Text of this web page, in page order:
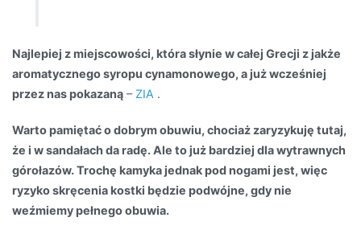
Najlepiej z miejscowości, która słynie w całej Grecji z jakże
aromatycznego syropu cynamonowego, a już wcześniej
przez nas pokazaną – ZIA .
Warto pamiętać o dobrym obuwiu, chociaż zaryzykuję tutaj,
że i w sandałach da radę. Ale to już bardziej dla wytrawnych
górołazów. Trochę kamyka jednak pod nogami jest, więc
ryzyko skręcenia kostki będzie podwójne, gdy nie
weźmiemy pełnego obuwia.